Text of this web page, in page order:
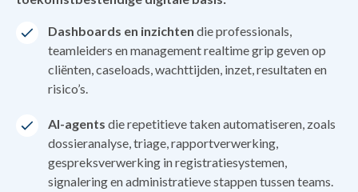
Dashboards en inzichten die professionals,
teamleiders en management realtime grip geven op
cliënten, caseloads, wachttijden, inzet, resultaten en
risico’s.
AI-agents die repetitieve taken automatiseren, zoals
dossieranalyse, triage, rapportverwerking,
gespreksverwerking in registratiesystemen,
signalering en administratieve stappen tussen teams.